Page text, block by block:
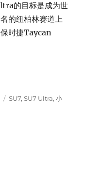
的目标是成为世
的纽柏林赛道上
时捷Taycan
Tags
SU7,SU7 Ultra,小